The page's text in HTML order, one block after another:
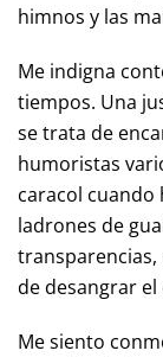
himnos y las
Me indigna
tiempos. Una
se trata de
humoristas
caracol cuando
ladrones de
transparencias,
de desangrar
Me siento